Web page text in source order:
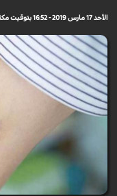
الأحد 17 مارس 2019 - 16:52 بتوقيت مكة